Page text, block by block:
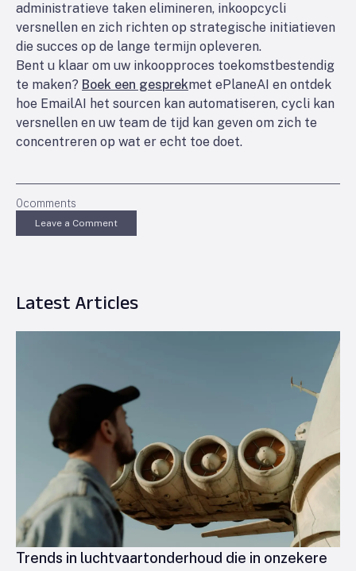
administratieve taken elimineren, inkoopcycli
versnellen en zich richten op strategische initiatieven
die succes op de lange termijn opleveren.
Bent u klaar om uw inkoopproces toekomstbestendig
te maken? Boek een gesprekmet ePlaneAI en ontdek
hoe EmailAI het sourcen kan automatiseren, cycli kan
versnellen en uw team de tijd kan geven om zich te
concentreren op wat er echt toe doet.
0comments
Leave a Comment
Latest Articles
Trends in luchtvaartonderhoud die in onzekere